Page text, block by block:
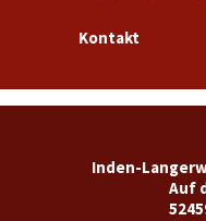
Kontakt
Inden-
Auf